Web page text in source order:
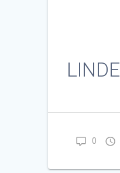
LINDE
0